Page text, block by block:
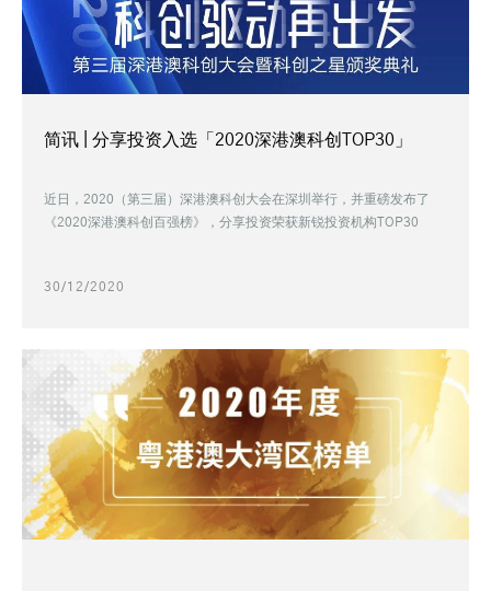
简讯 | 分享投资入选「2020深港澳科创TOP30」
近日，2020（第三届）深港澳科创大会在深圳举行，并重磅发布了
《2020深港澳科创百强榜》，分享投资荣获新锐投资机构TOP30
30/12/2020